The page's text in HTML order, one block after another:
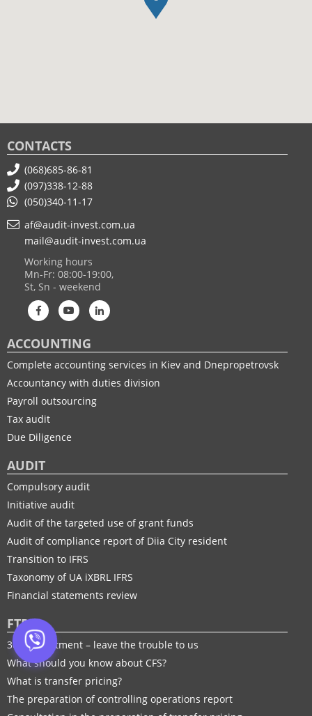
CONTACTS
(068)685-86-81
(097)338-12-88
(050)340-11-17
af@audit-invest.com.ua
mail@audit-invest.com.ua
Working hours
Mn-Fr: 08:00-19:00,
St, Sn - weekend
ACCOUNTING
Complete accounting services in Kiev and Dnepropetrovsk
Accountancy with duties division
Payroll outsourcing
Tax audit
Due Diligence
AUDIT
Compulsory audit
Initiative audit
Audit of the targeted use of grant funds
Audit of compliance report of Diia City resident
Transition to IFRS
Taxonomy of UA іXBRL IFRS
Financial statements review
FTP
30% adjustment – leave the trouble to us
What should you know about CFS?
What is transfer pricing?
The preparation of controlling operations report